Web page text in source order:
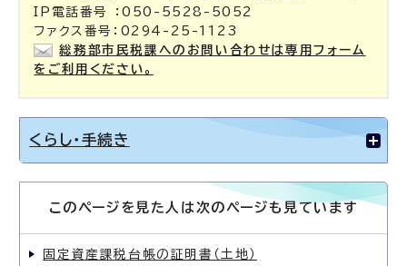
IP電話番号 ：050-5528-5052
ファクス番号：0294-25-1123
総務部市民税課へのお問い合わせは専用フォーム
をご利用ください。
くらし・手続き
このページを見た人は次のページも見ています
固定資産課税台帳の証明書（土地）